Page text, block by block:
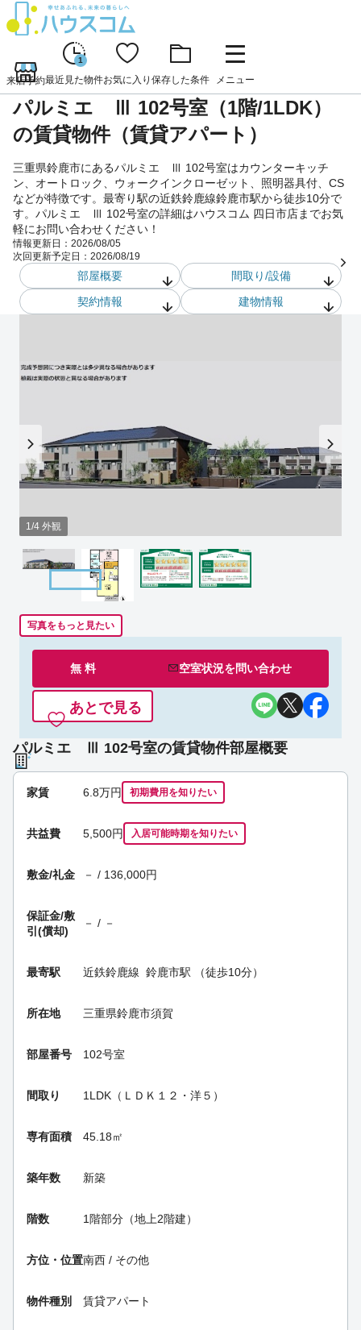
来店予約
1
最近見た物件お気に入り 保存した条件 メニュー
パルミエ Ⅲ 102号室（1階/1LDK）
の賃貸物件（賃貸アパート）
三重県鈴鹿市にあるパルミエ Ⅲ 102号室はカウンターキッチ
ン、オートロック、ウォークインクローゼット、照明器具付、CS
などが特徴です。最寄り駅の近鉄鈴鹿線鈴鹿市駅から徒歩10分で
す。パルミエ Ⅲ 102号室の詳細はハウスコム 四日市店までお気
軽にお問い合わせください！
情報更新日： 2026/08/05
次回更新予定日： 2026/08/19
部屋概要
間取り/設備
契約情報
建物情報
1/4 外観
写真をもっと見たい
無 料 空室状況を問い合わせ
あとで見る
パルミエ Ⅲ 102号室の賃貸物件部屋概要
家賃 6.8万円 初期費用を知りたい
共益費 5,500円 入居可能時期を知りたい
敷金/礼金 － / 136,000円
保証金/敷
引(償却)
－ / －
最寄駅 近鉄鈴鹿線 鈴鹿市駅 （徒歩10分）
所在地 三重県鈴鹿市須賀
部屋番号 102号室
間取り 1LDK（ＬＤＫ１２・洋５）
専有面積 45.18㎡
築年数 新築
階数 1階部分（地上2階建）
方位・位置南西 / その他
物件種別 賃貸アパート